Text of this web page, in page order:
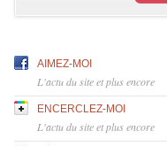
AIMEZ-MOI
L'actu du site et plus encore
ENCERCLEZ-MOI
L'actu du site et plus encore